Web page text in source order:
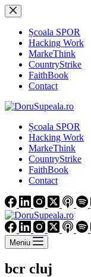
Sari
la
conținutȘcoala SPOR
Hacking Work
MarkeThink
CountryStrike
FaithBook
Contact
Școala SPOR
Hacking Work
MarkeThink
CountryStrike
FaithBook
Contact
Meniu
bcr cluj